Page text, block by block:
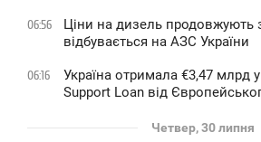
06:56
Ціни на дизель продовжують
відбувається на АЗС України
06:16
Україна отримала €3,47 млрд
Support Loan від
Четвер, 30 липня